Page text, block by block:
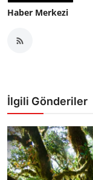
Haber Merkezi
İlgili Gönderiler